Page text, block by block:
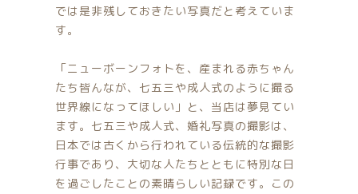
では是非残しておきたい写真だと考えていま
す。
「ニューボーンフォトを、産まれる赤ちゃん
たち皆んなが、七五三や成人式のように撮る
世界線になってほしい」と、当店は夢見てい
ます。七五三や成人式、婚礼写真の撮影は、
日本では古くから行われている伝統的な撮影
行事であり、大切な人たちとともに特別な日
を過ごしたことの素晴らしい記録です。この
© 2026 Newborn.Rental